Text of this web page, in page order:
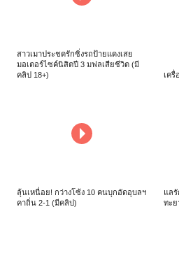
สาวเมาประชดรักซิ่งรถป้ายแดงเสย
มอเตอร์ไซค์นิสิตปี 3 มฟลเสียชีวิต (มี
คลิป 18+)
เค
ลุ้นเหนื่อย! กว่างโซ้ง 10 คนบุกอัดอุบลฯ
คาถิ่น 2-1 (มีคลิป)
แล
ทะย